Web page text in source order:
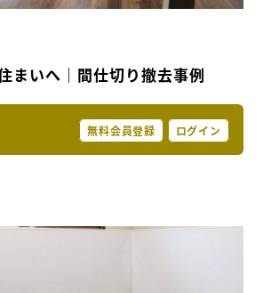
まいへ｜間仕切り撤去事例
無料会員登録 ログイン